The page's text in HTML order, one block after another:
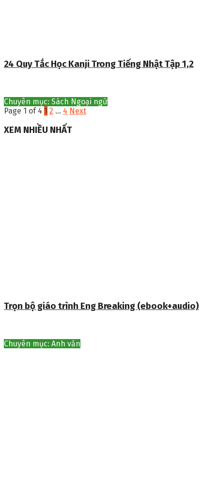
24 Quy Tắc Học Kanji Trong Tiếng Nhật Tập 1,2
Chuyên mục: Sách Ngoại ngữ
Page 1 of 4 1 2 … 4 Next
XEM NHIỀU NHẤT
Trọn bộ giáo trình Eng Breaking (ebook+audio)
Chuyên mục: Anh văn